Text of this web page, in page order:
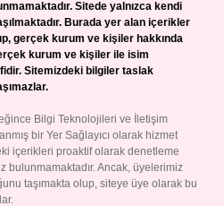
Sitede yalnızca kendi
Burada yer alan içerikler
gerçek kurum ve kişiler hakkında
kurum ve kişiler ile isim
Sitemizdeki bilgiler taslak
Bilgi Teknolojileri ve İletişim
bir Yer Sağlayıcı olarak hizmet
içerikleri proaktif olarak denetleme
bulunmamaktadır. Ancak, üyelerimiz
taşımakta olup, siteye üye olarak bu